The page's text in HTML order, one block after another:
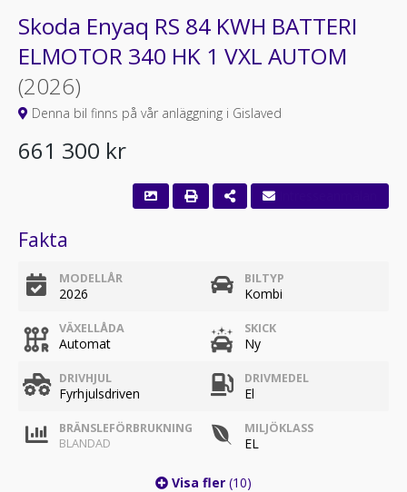
Skoda Enyaq RS 84 KWH BATTERI
ELMOTOR 340 HK 1 VXL AUTOM
(2026)
Denna bil finns på vår anläggning i Gislaved
661 300 kr
Fakta
MODELLÅR
2026
BILTYP
Kombi
VÄXELLÅDA
Automat
SKICK
Ny
DRIVHJUL
Fyrhjulsdriven
DRIVMEDEL
El
BRÄNSLEFÖRBRUKNING
BLANDAD
MILJÖKLASS
EL
Visa fler (10)